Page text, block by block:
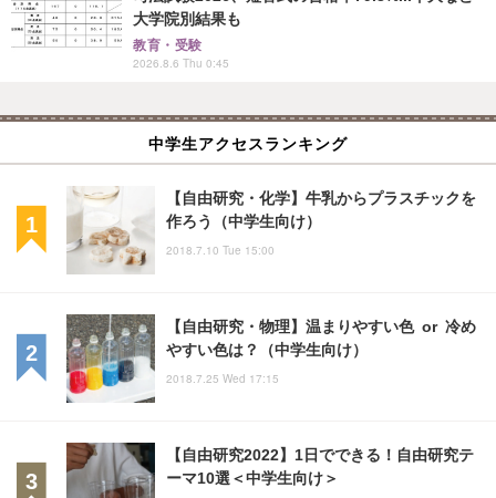
大学院別結果も
教育・受験
2026.8.6 Thu 0:45
中学生アクセスランキング
【自由研究・化学】牛乳からプラスチックを
作ろう（中学生向け）
2018.7.10 Tue 15:00
【自由研究・物理】温まりやすい色 or 冷め
やすい色は？（中学生向け）
2018.7.25 Wed 17:15
【自由研究2022】1日でできる！自由研究テ
ーマ10選＜中学生向け＞